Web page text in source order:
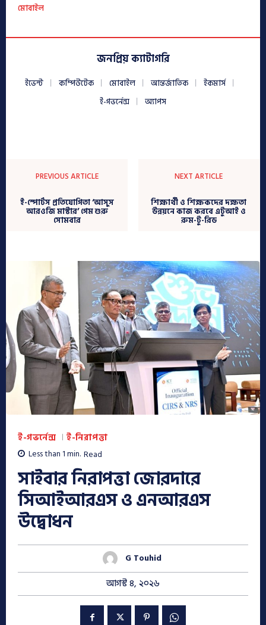
মোবাইল
জনপ্রিয় ক্যাটাগরি
ইভেন্ট কম্পিউটেক মোবাইল আন্তর্জাতিক
ইকমার্স
ই-গভর্নেন্স
অ্যাপস
PREVIOUS ARTICLE
ই-স্পোর্টস প্রতিযোগিতা ‘আসুস
আরওজি মাস্টার’ গেম শুরু
সোমবার
NEXT ARTICLE
শিক্ষার্থী ও শিক্ষকদের দক্ষতা
উন্নয়নে কাজ করবে এটুআই ও
রুম-টু-রিড